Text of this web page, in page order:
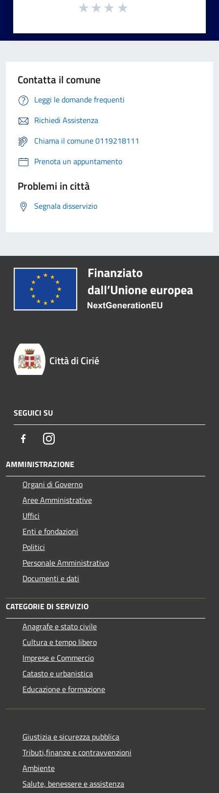
Contatta il comune
Leggi le domande frequenti
Richiedi Assistenza
Chiama il comune 0119218111
Prenota un appuntamento
Problemi in città
Segnala disservizio
Città di Cirié
SEGUICI SU
FacebookInstagram
AMMINISTRAZIONE
Organi di Governo
Aree Amministrative
Uffici
Enti e fondazioni
Politici
Personale Amministrativo
Documenti e dati
CATEGORIE DI SERVIZIO
Anagrafe e stato civile
Cultura e tempo libero
Imprese e Commercio
Catasto e urbanistica
Educazione e formazione
Giustizia e sicurezza pubblica
Tributi,finanze e contravvenzioni
Ambiente
Salute, benessere e assistenza